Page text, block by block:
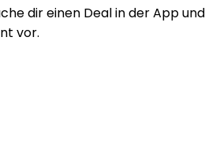
dir einen Deal in der App und
vor.